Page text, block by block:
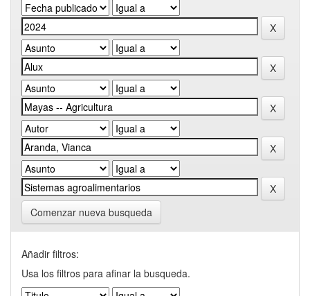
Comenzar nueva busqueda
Añadir filtros:
Usa los filtros para afinar la busqueda.